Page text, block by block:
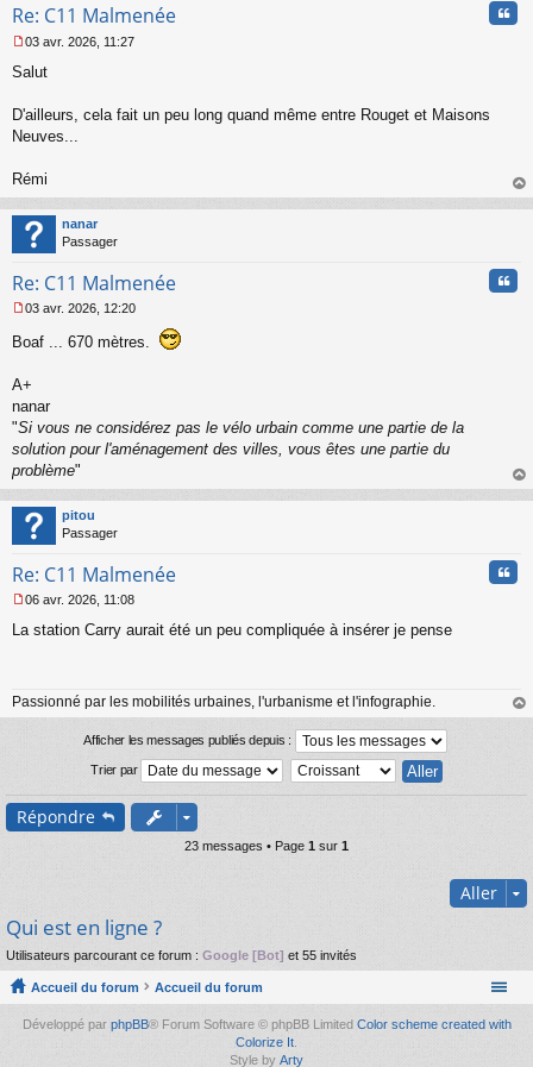
o
l
u
Re: C11 Malmenée
e
g
n
o
n
l
u
03 avr. 2026, 11:27
Salut
D'ailleurs, cela fait un peu long quand même entre Rouget et Maisons
Neuves...
Rémi
au
nanar
Passager
Re: C11 Malmenée
e
a
g
e
n
l
u
03 avr. 2026, 12:20
Boaf ... 670 mètres.
A+
nanar
"Si vous ne considérez pas le vélo urbain comme une partie de la
solution pour l'aménagement des villes, vous êtes une partie du
problème"
au
pitou
Passager
Re: C11 Malmenée
e
g
e
u
06 avr. 2026, 11:08
La station Carry aurait été un peu compliquée à insérer je pense
Passionné par les mobilités urbaines, l'urbanisme et l'infographie.
au
Afficher les messages publiés depuis :
Trier par
Répondre
23 messages • Page 1 sur 1
Aller
Qui est en ligne ?
Utilisateurs parcourant ce forum : Google [Bot] et 55 invités
Accueil du forum Accueil du forum
Développé par phpBB® Forum Software © phpBB Limited Color scheme created with
Colorize It
Style by Arty